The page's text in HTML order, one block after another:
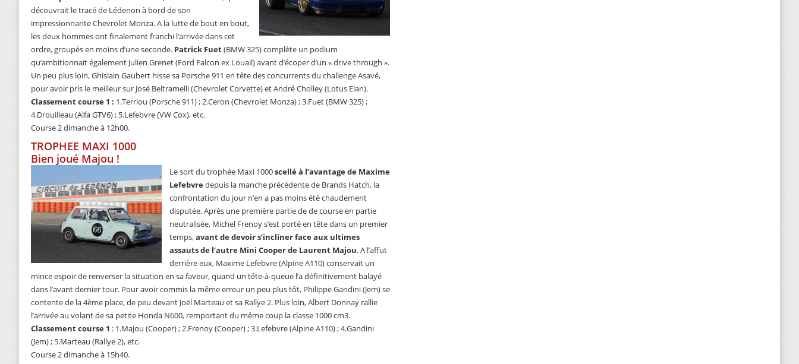
découvrait le tracé de Lédenon à bord de son
impressionnante Chevrolet Monza. A la lutte de bout en bout,
les deux hommes ont finalement franchi l’arrivée dans cet
ordre, groupés en moins d’une seconde. Patrick Fuet(BMW 325) complète un podium
qu’ambitionnait également Julien Grenet (Ford Falcon ex Louail) avant d’écoper d’un « drive through ».
Un peu plus loin, Ghislain Gaubert hisse sa Porsche 911 en tête des concurrents du challenge Asavé,
pour avoir pris le meilleur sur José Beltramelli (Chevrolet Corvette) et André Cholley (Lotus Elan).
Classement course 1 : 1.Terriou (Porsche 911) ; 2.Ceron (Chevrolet Monza) ; 3.Fuet (BMW 325) ;
4.Drouilleau (Alfa GTV6) ; 5.Lefebvre (VW Cox), etc.
Course 2 dimanche à 12h00.
TROPHEE MAXI 1000
Bien joué Majou !
Le sort du trophée Maxi 1000scellé à l’avantage de Maxime
Lefebvredepuis la manche précédente de Brands Hatch, la
confrontation du jour n’en a pas moins été chaudement
disputée. Après une première partie de de course en partie
neutralisée, Michel Frenoy s’est porté en tête dans un premier
temps,avant de devoir s’incliner face aux ultimes
assauts de l’autre Mini Cooper de Laurent Majou. A l’affut
derrière eux, Maxime Lefebvre (Alpine A110) conservait un
mince espoir de renverser la situation en sa faveur, quand un tête-à-queue l’a définitivement balayé
dans l’avant dernier tour. Pour avoir commis la même erreur un peu plus tôt, Philippe Gandini (Jem) se
contente de la 4ème place, de peu devant Joël Marteau et sa Rallye 2. Plus loin, Albert Donnay rallie
l’arrivée au volant de sa petite Honda N600, remportant du même coup la classe 1000 cm3.
Classement course 1 : 1.Majou (Cooper) ; 2.Frenoy (Cooper) ; 3.Lefebvre (Alpine A110) ; 4.Gandini
(Jem) ; 5.Marteau (Rallye 2), etc.
Course 2 dimanche à 15h40.